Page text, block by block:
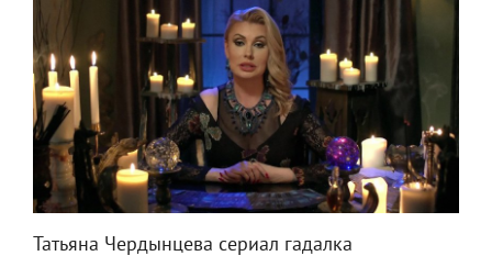
Татьяна Чердынцева сериал гадалка